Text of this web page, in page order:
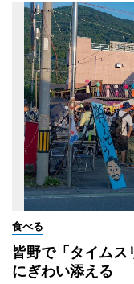
食べる
皆野で「タイム
にぎわい添える